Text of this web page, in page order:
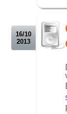
16/10
2013